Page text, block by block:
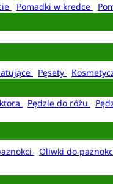
Pomadki w kredce
Pęsety
Pędzle do różu
Oliwki do